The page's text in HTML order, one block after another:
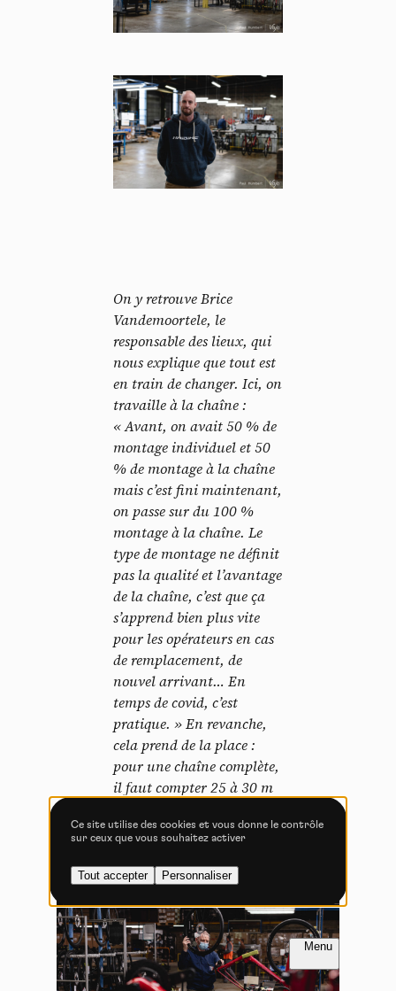
FR NL
On y retrouve Brice
Vandemoortele, le
responsable des lieux, qui
nous explique que tout est
en train de changer. Ici, on
travaille à la chaîne :
« Avant, on avait 50 % de
montage individuel et 50
% de montage à la chaîne
mais c’est fini maintenant,
on passe sur du 100 %
montage à la chaîne. Le
type de montage ne définit
pas la qualité et l’avantage
de la chaîne, c’est que ça
s’apprend bien plus vite
pour les opérateurs en cas
de remplacement, de
nouvel arrivant… En
temps de covid, c’est
pratique. »En revanche,
cela prend de la place :
pour une chaîne complète,
il faut compter 25 à 30 m
Introduction
PAGE 1 / 3
Introduction
PAGE 1 / 3
Panneau de gestion des
cookies
En autorisant ces services tiers, vous acceptez le dépôt et la
lecture de cookies et l'utilisation de technologies de suivi
nécessaires à leur bon fonctionnement.
Politique de confidentialité
Tout refuser
Vidéos
Les services de partage de vidéo permettent d'enrichir
le site de contenu multimédia et augmentent sa
Vimeo interdit -Ce service peut déposer
Autoriser Interdire
YouTube interdit -
déposer 4 cookies.
Autoriser Interdire
Ce site utilise des cookies et vous donne le contrôle
sur ceux que vous souhaitez activer
Tout accepter Personnaliser